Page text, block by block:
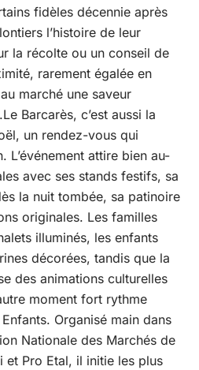
fidèles décennie après
l’histoire de leur
la récolte ou un conseil de
rarement égalée en
marché une saveur
Barcarès, c’est aussi la
un rendez-vous qui
L’événement attire bien au-
avec ses stands festifs, sa
la nuit tombée, sa patinoire
originales. Les familles
illuminés, les enfants
décorées, tandis que la
des animations culturelles
moment fort rythme
Organisé main dans
Nationale des Marchés de
et Pro Etal, il initie les plus